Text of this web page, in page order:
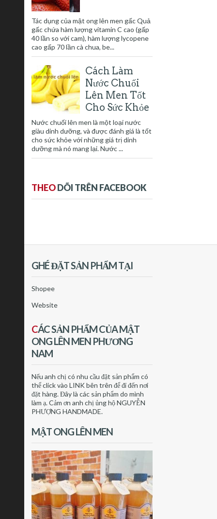
Tác dụng của mật ong lên men gấc Quả
gấc chứa hàm lượng vitamin C cao (gấp
40 lần so với cam), hàm lượng lycopene
cao gấp 70 lần cà chua, be...
Cách Làm
Nước Chuối
Lên Men Tốt
Cho Sức Khỏe
Nước chuối lên men là một loại nước
giàu dinh dưỡng, và được đánh giá là tốt
cho sức khỏe với những giá trị dinh
dưỡng mà nó mang lại. Nước ...
THEODÕI TRÊN FACEBOOK
GHÉ ĐẶT SẢN PHẨM TẠI
Shopee
Website
CÁC SẢN PHẨM CỦA MẬT
ONG LÊN MEN PHƯƠNG
NAM
Nếu anh chị có nhu cầu đặt sản phẩm có
thể click vào LINK bên trên để đi đến nơi
đặt hàng. Đây là các sản phẩm do mình
làm ạ. Cảm ơn anh chị ủng hộ NGUYỄN
PHƯỢNG HANDMADE.
MẬT ONG LÊN MEN